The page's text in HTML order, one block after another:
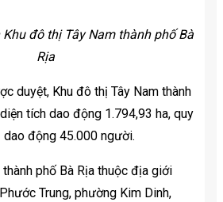
đô thị Tây Nam thành phố Bà
Rịa
duyệt, Khu đô thị Tây Nam thành
tích dao động 1.794,93 ha, quy
động 45.000 người.
thành phố Bà Rịa thuộc địa giới
Trung, phường Kim Dinh,